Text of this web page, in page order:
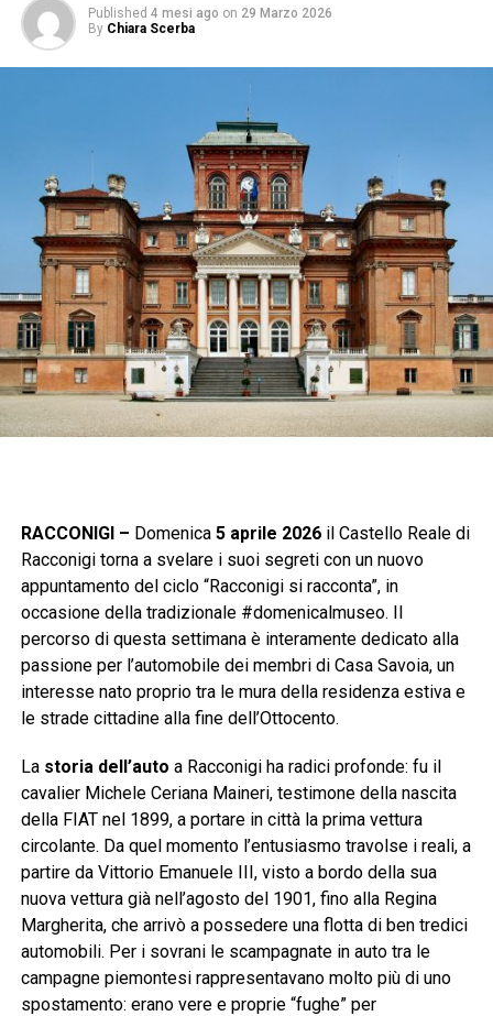
Published 4 mesi ago on 29 Marzo 2026
By Chiara Scerba
RACCONIGI – Domenica 5 aprile 2026il Castello Reale di
Racconigi torna a svelare i suoi segreti con un nuovo
appuntamento del ciclo “Racconigi si racconta”, in
occasione della tradizionale #domenicalmuseo. Il
percorso di questa settimana è interamente dedicato alla
passione per l’automobile dei membri di Casa Savoia, un
interesse nato proprio tra le mura della residenza estiva e
le strade cittadine alla fine dell’Ottocento.
La storia dell’auto a Racconigi ha radici profonde: fu il
cavalier Michele Ceriana Maineri, testimone della nascita
della FIAT nel 1899, a portare in città la prima vettura
circolante. Da quel momento l’entusiasmo travolse i reali, a
partire da Vittorio Emanuele III, visto a bordo della sua
nuova vettura già nell’agosto del 1901, fino alla Regina
Margherita, che arrivò a possedere una flotta di ben tredici
automobili. Per i sovrani le scampagnate in auto tra le
campagne piemontesi rappresentavano molto più di uno
spostamento: erano vere e proprie “fughe” per